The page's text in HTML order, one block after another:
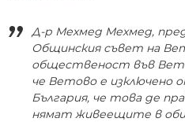
Д-р Мехмед Мехмед,
Общинския съвет на
общественост във
че Ветово е изключено
България, че това де
нямат живеещите в